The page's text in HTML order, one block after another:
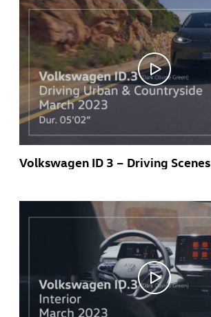
Volkswagen ID 3 – Driving Scenes